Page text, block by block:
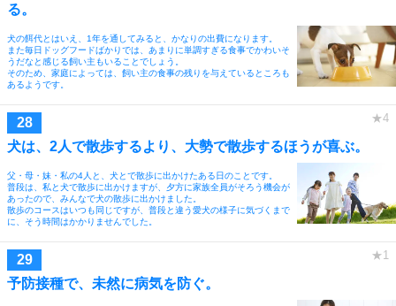
る。
犬の餌代とはいえ、1年を通してみると、かなりの出費になります。
また毎日ドッグフードばかりでは、あまりに単調すぎる食事でかわいそ
うだなと感じる飼い主もいることでしょう。
そのため、家庭によっては、飼い主の食事の残りを与えているところも
あるようです。
犬は、2人で散歩するより、大勢で散歩するほうが喜ぶ。
父・母・妹・私の4人と、犬とで散歩に出かけたある日のことです。
普段は、私と犬で散歩に出かけますが、夕方に家族全員がそろう機会が
あったので、みんなで犬の散歩に出かけました。
散歩のコースはいつも同じですが、普段と違う愛犬の様子に気づくまで
に、そう時間はかかりませんでした。
予防接種で、未然に病気を防ぐ。